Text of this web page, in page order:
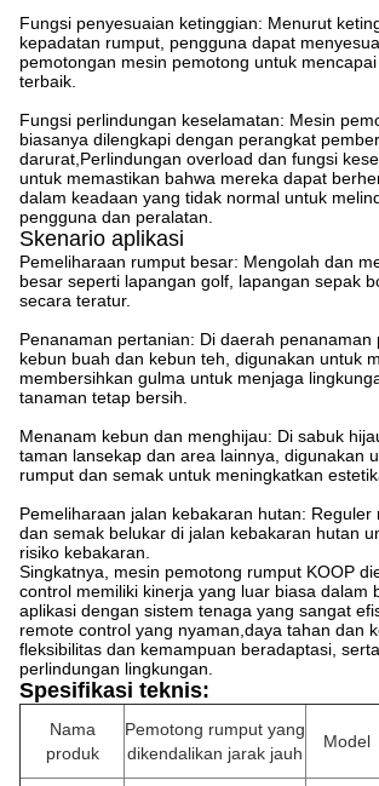
Fungsi penyesuaian ketinggian: Menurut
kepadatan rumput, pengguna dapat
pemotongan mesin pemotong untuk
terbaik.
Fungsi perlindungan keselamatan: Mesin
biasanya dilengkapi dengan perangkat
darurat,Perlindungan overload dan fungsi
untuk memastikan bahwa mereka dapat
dalam keadaan yang tidak normal untuk
pengguna dan peralatan.
Skenario aplikasi
Pemeliharaan rumput besar: Mengolah dan
besar seperti lapangan golf, lapangan sepak
secara teratur.
Penanaman pertanian: Di daerah penanaman
kebun buah dan kebun teh, digunakan untuk
membersihkan gulma untuk menjaga
tanaman tetap bersih.
Menanam kebun dan menghijau: Di sabuk
taman lansekap dan area lainnya, digunakan
rumput dan semak untuk meningkatkan
Pemeliharaan jalan kebakaran hutan: Reguler
dan semak belukar di jalan kebakaran hutan
risiko kebakaran.
Singkatnya, mesin pemotong rumput KOOP
control memiliki kinerja yang luar biasa dalam
aplikasi dengan sistem tenaga yang sangat
remote control yang nyaman,daya tahan dan
fleksibilitas dan kemampuan beradaptasi,
perlindungan lingkungan.
Spesifikasi teknis:
Nama
produk
Pemotong rumput yang
dikendalikan jarak jauh
Model